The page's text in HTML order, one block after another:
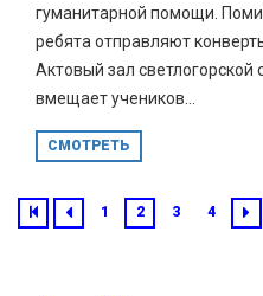
гуманитарной помощи.
ребята отправляют
Актовый зал
вмещает учеников...
СМОТРЕТЬ
1 2 3 4